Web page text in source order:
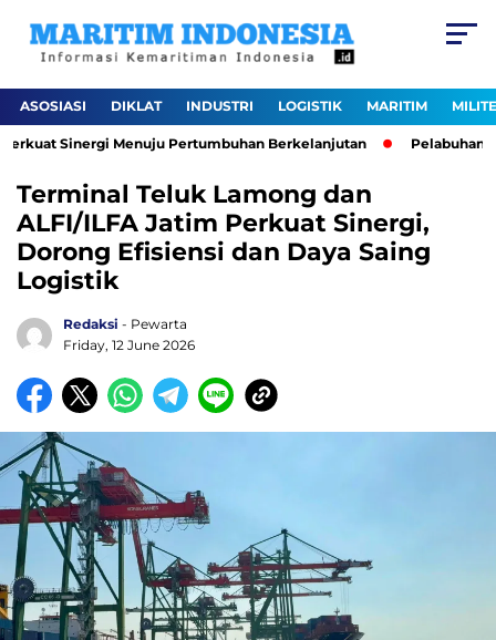
ASOSIASI DIKLAT INDUSTRI LOGISTIK MARITIM
Sinergi Menuju Pertumbuhan Berkelanjutan Pelabuhan
Terminal Teluk Lamong dan
ALFI/ILFA Jatim Perkuat Sinergi,
Dorong Efisiensi dan Daya Saing
Logistik
Redaksi - Pewarta
Friday, 12 June 2026